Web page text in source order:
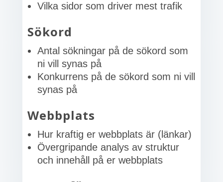
Vilka sidor som driver mest trafik
Sökord
Antal sökningar på de sökord som
ni vill synas på
Konkurrens på de sökord som ni vill
synas på
Webbplats
Hur kraftig er webbplats är (länkar)
Övergripande analys av struktur
och innehåll på er webbplats